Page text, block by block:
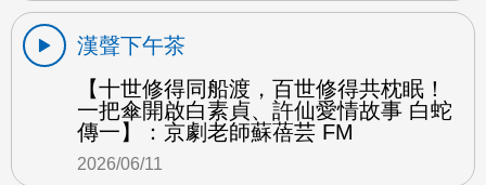
漢聲下午茶
【十世修得同船渡，百世修得共枕眠！
一把傘開啟白素貞、許仙愛情故事 白蛇
傳一】：京劇老師蘇蓓芸 FM
2026/06/11